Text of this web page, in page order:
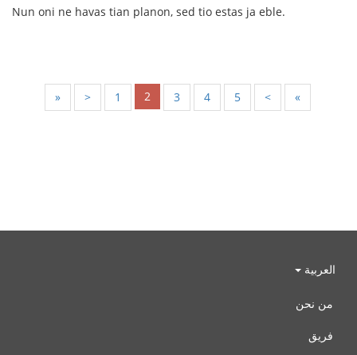
Nun oni ne havas tian planon, sed tio estas ja eble.
« < 1 2 3 4 5 > »
العربية
من نحن
فريق